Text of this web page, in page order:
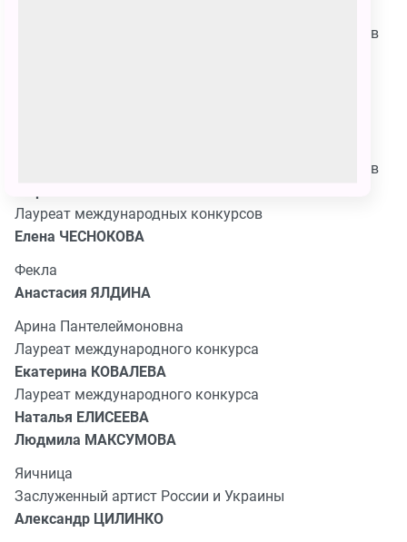
Лауреат всероссийских и международных конкурсов
Лауреат всероссийских и международных конкурсов
Лауреат международных конкурсов
Елена ЧЕСНОКОВА
Фекла
Анастасия ЯЛДИНА
Арина Пантелеймоновна
Лауреат международного конкурса
Екатерина КОВАЛЕВА
Лауреат международного конкурса
Наталья ЕЛИСЕЕВА
Людмила МАКСУМОВА
Яичница
Заслуженный артист России и Украины
Александр ЦИЛИНКО